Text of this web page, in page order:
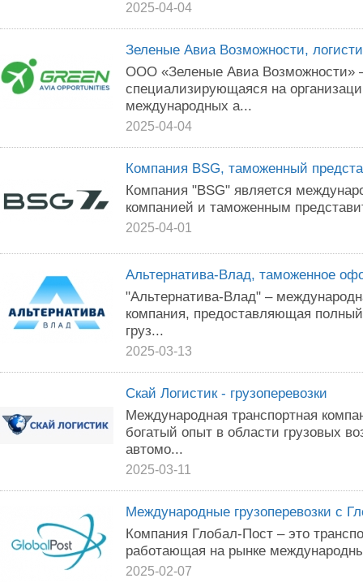
2025-04-04
Зеленые Авиа Возможности,
ООО «Зеленые Авиа Возможности»
специализирующаяся на
международных а...
2025-04-04
Компания BSG, таможенный
Компания "BSG" является
компанией и таможенным
2025-04-01
Альтернатива-Влад, таможенное
"Альтернатива-Влад" –
компания, предоставляющая полный
груз...
2025-03-13
Скай Логистик - грузоперевозки
Международная транспортная
богатый опыт в области грузовых
автомо...
2025-03-11
Международные грузоперевозки с
Компания Глобал-Пост – это
работающая на рынке
2025-02-07